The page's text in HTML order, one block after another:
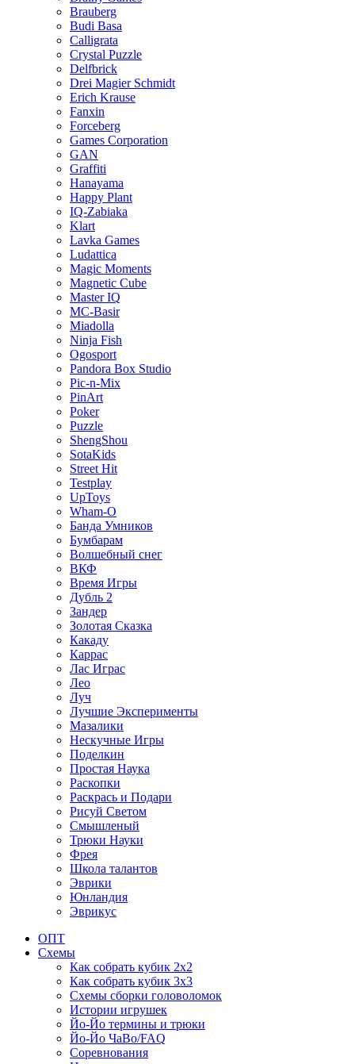
Brauberg
Budi Basa
Calligrata
Crystal Puzzle
Delfbrick
Drei Magier Schmidt
Erich Krause
Fanxin
Forceberg
Games Corporation
GAN
Graffiti
Hanayama
Happy Plant
IQ-Zabiaka
Klart
Lavka Games
Ludattica
Magic Moments
Magnetic Cube
Master IQ
MC-Basir
Miadolla
Ninja Fish
Ogosport
Pandora Box Studio
Pic-n-Mix
PinArt
Poker
Puzzle
ShengShou
SotaKids
Street Hit
Testplay
UpToys
Wham-O
Банда Умников
Бумбарам
Волшебный снег
ВКФ
Время Игры
Дубль 2
Зандер
Золотая Сказка
Какаду
Каррас
Лас Играс
Лео
Луч
Лучшие Эксперименты
Мазалики
Нескучные Игры
Поделкин
Простая Наука
Раскопки
Раскрась и Подари
Рисуй Светом
Смышленый
Трюки Науки
Фрея
Школа талантов
Эврики
Юнландия
Эврикус
ОПТ
Схемы
Как собрать кубик 2х2
Как собрать кубик 3х3
Схемы сборки головоломок
Истории игрушек
Йо-Йо термины и трюки
Йо-Йо ЧаВо/FAQ
Соревнования